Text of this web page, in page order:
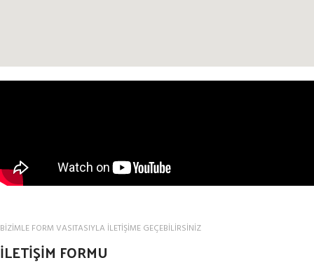
BİZİMLE FORM VASITASIYLA İLETİŞİME GEÇEBİLİRSİNİZ
İLETİŞİM FORMU